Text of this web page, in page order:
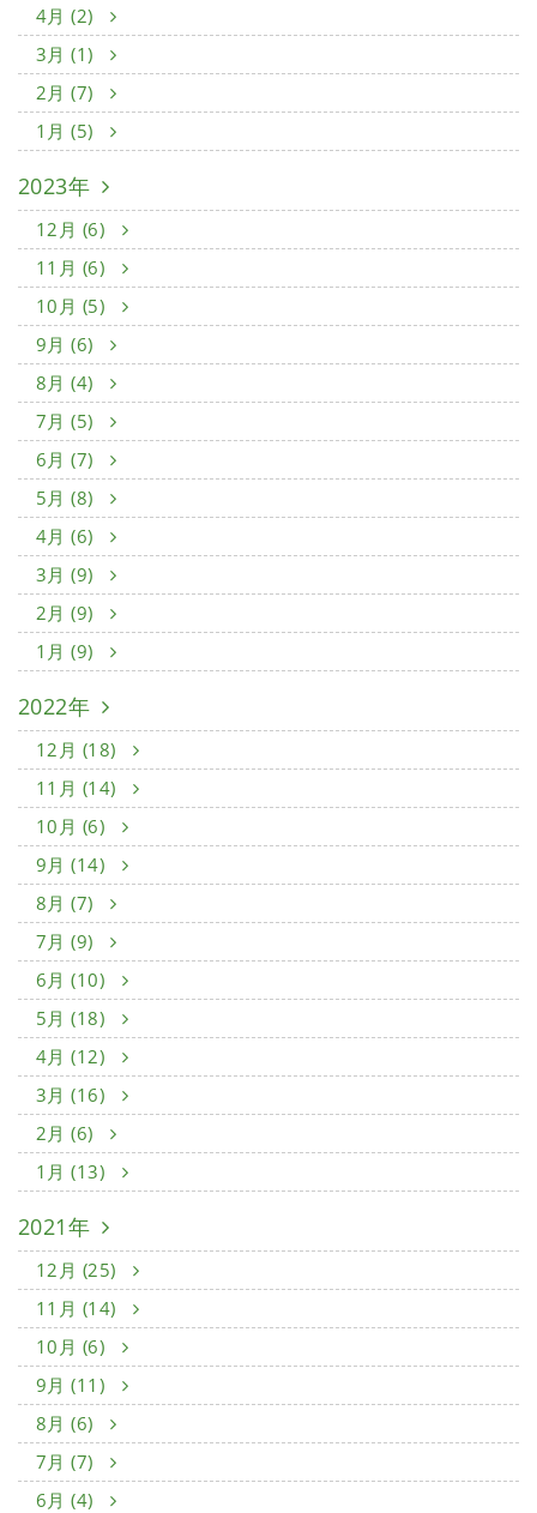
4月 (2)
3月 (1)
2月 (7)
1月 (5)
2023年
12月 (6)
11月 (6)
10月 (5)
9月 (6)
8月 (4)
7月 (5)
6月 (7)
5月 (8)
4月 (6)
3月 (9)
2月 (9)
1月 (9)
2022年
12月 (18)
11月 (14)
10月 (6)
9月 (14)
8月 (7)
7月 (9)
6月 (10)
5月 (18)
4月 (12)
3月 (16)
2月 (6)
1月 (13)
2021年
12月 (25)
11月 (14)
10月 (6)
9月 (11)
8月 (6)
7月 (7)
6月 (4)